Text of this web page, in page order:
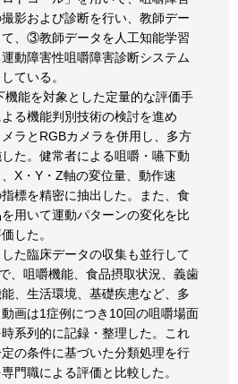
影および診断を行い、教師デー
、③教師データを人工知能学習
動障害性咀嚼障害診断システム
ている。
能を対象とした定量的な評価手
る機能判別技術の検討を進め
ラとRGBカメラを併用し、多方
た。健常者による咀嚼・嚥下動
X・Y・Z軸の変位量、動作速
標を精密に抽出した。また、食
用いて運動パターンの変化を比
した。
た臨床データの収集も並行して
、咀嚼機能、食品摂取状況、義歯
、生活環境、基礎疾患など、多
画は1症例につき10回の咀嚼場面
系列的に記録・整理した。これ
の条件に基づいた分類処理を行
門職による評価と比較した。